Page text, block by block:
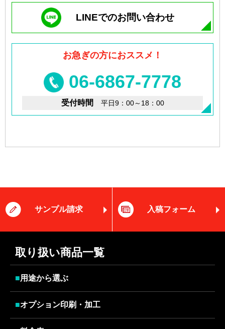
LINEでのお問い合わせ
お急ぎの方におススメ！
06-6867-7778
受付時間 平日9：00～18：00
サンプル請求 入稿フォーム
取り扱い商品一覧
■用途から選ぶ
■オプション印刷・加工